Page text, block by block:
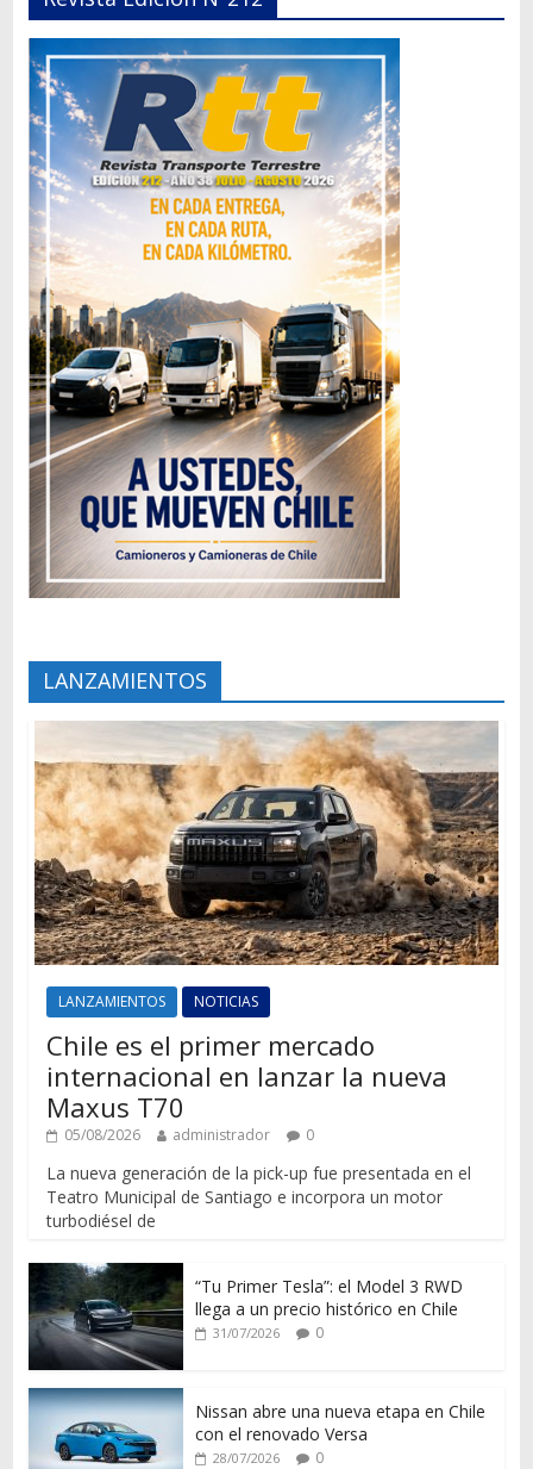
LANZAMIENTOS
LANZAMIENTOS NOTICIAS
Chile es el primer mercado
internacional en lanzar la nueva
Maxus T70
05/08/2026 administrador 0
La nueva generación de la pick-up fue presentada en el
Teatro Municipal de Santiago e incorpora un motor
turbodiésel de
“Tu Primer Tesla”: el Model 3 RWD
llega a un precio histórico en Chile
31/07/2026 0
Nissan abre una nueva etapa en Chile
con el renovado Versa
28/07/2026 0